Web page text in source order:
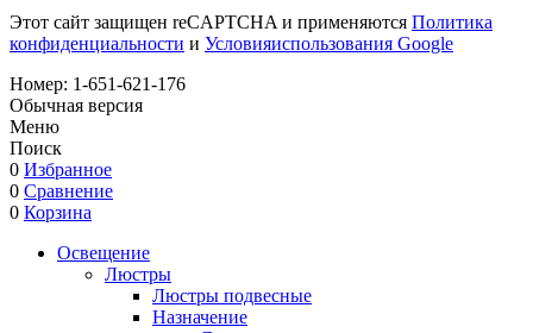
Этот сайт защищен reCAPTCHA и применяются Политика
конфиденциальности и Условияиспользования Google
Номер: 1-651-621-176
Обычная версия
Меню
Поиск
0 Избранное
0 Сравнение
0 Корзина
Освещение
Люстры
Люстры подвесные
Назначение